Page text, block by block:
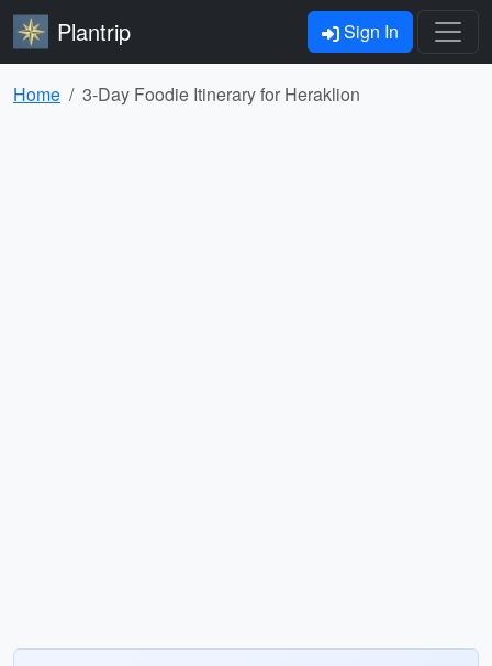
Plantrip Sign In
Home 3-Day Foodie Itinerary for Heraklion